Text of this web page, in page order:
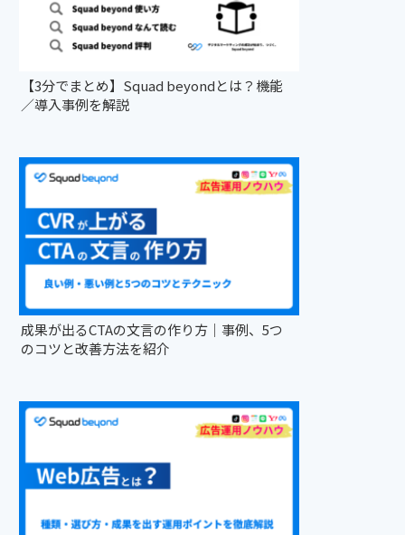
【3分でまとめ】Squad beyondとは？機能
／導入事例を解説
成果が出るCTAの文言の作り方｜事例、5つ
のコツと改善方法を紹介